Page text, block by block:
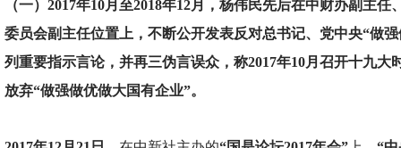
（一）2017年10月至2018年12月，杨伟民先后在中财办副主
委员会副主任位置上，不断公开发表反对总书记、党中央“做
列重要指示言论，并再三伪言误众，称2017年10月召开十九大
放弃“做强做优做大国有企业”。